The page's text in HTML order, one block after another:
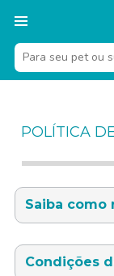
POLÍTICA
Saiba como
Condições